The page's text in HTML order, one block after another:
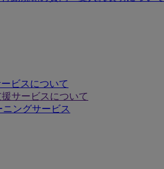
ビスについて
サービスについて
ングサービス